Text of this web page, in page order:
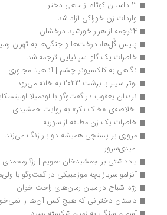
3 داستان کوتاه از ماهی دختر
واردات زن خوراکی آزاد شد
4ترجمه از هزار خورشید درخشان
پلیس گُل‌ها، درخت‌ها و جنگل‌ها به تهران
خاطرات یک گاو اسپانیایی ترجمه شد
نگاهی به کلکسیونر چشم | آناهیتا مجاوری
لوتز سیلر با برشت 2023 به خانه می‌رود
نردبان یعقوب در گفت‌وگو با لودمیلا
خلاصه‌ی «خاک بکر» به روایت جمشیدی
خاطرات یک زن مطلقه از سوریه
امیدی‌سرور
یادداشتی بر جمشیدخان عمویم | رزگارمحمدی
آنزلمو سرباز بچه موزامبیکی در گفت‌وگو با
رژه اشباح در میان رمان‌های راحت خوان
داستان دخترانی که هیچ کس آن‌ها را